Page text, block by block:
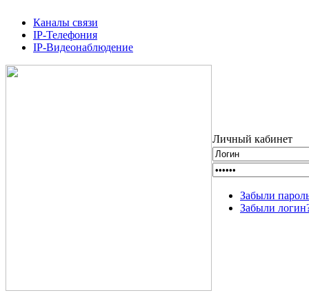
Каналы связи
IP-Телефония
IP-Видеонаблюдение
Личный кабинет
Забыли
Забыли